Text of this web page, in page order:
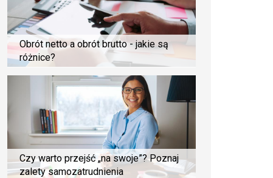
Obrót netto a obrót brutto - jakie są
różnice?
Czy warto przejść „na swoje”? Poznaj
zalety samozatrudnienia